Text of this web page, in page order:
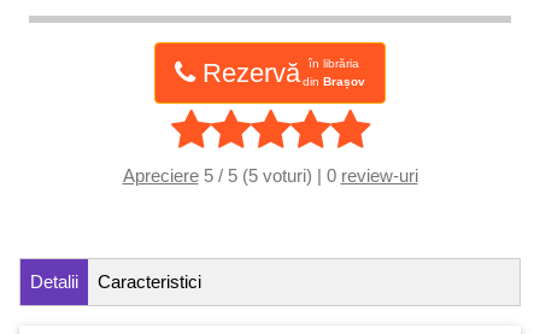
Rezervă
în librăria
din Brașov
Apreciere5 / 5 (5 voturi) | 0 review-uri
Detalii Caracteristici